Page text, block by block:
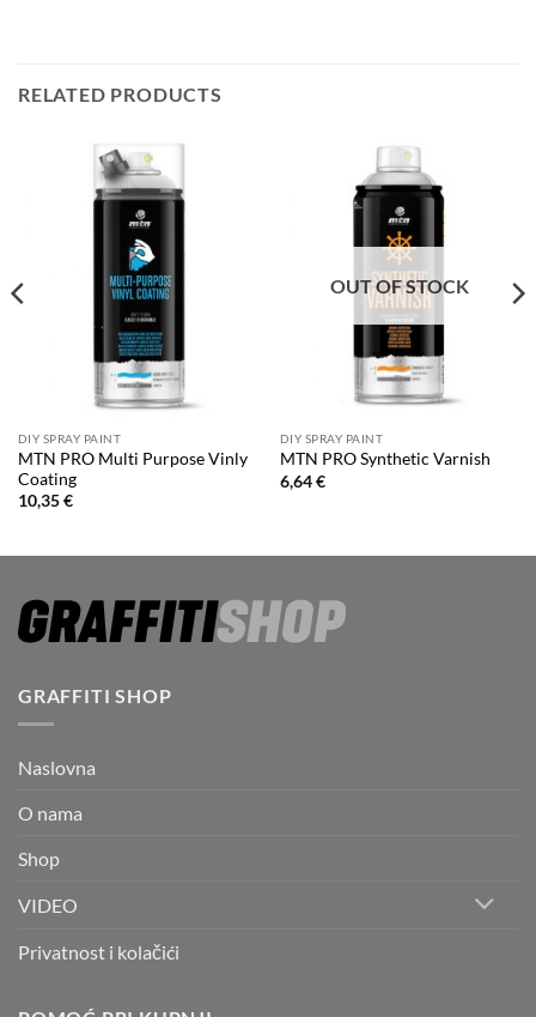
RELATED PRODUCTS
DIY SPRAY PAINT
MTN PRO Multi Purpose Vinly
Coating
10,35€
OUT OF STOCK
DIY SPRAY PAINT
MTN PRO Synthetic Varnish
6,64€
GRAFFITI SHOP
Naslovna
O nama
Shop
VIDEO
Privatnost i kolačići